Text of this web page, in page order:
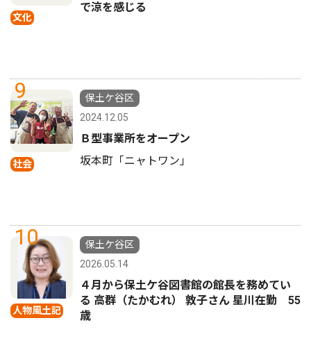
文化
で涼を感じる
9
社会
保土ケ谷区
2024.12.05
Ｂ型事業所をオープン
坂本町「ニャトワン」
10
人物風土記
保土ケ谷区
2026.05.14
４月から保土ケ谷図書館の館長を務めてい
る 高群（たかむれ） 敦子さん 星川在勤 55
歳